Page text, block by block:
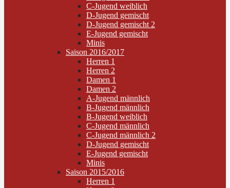
C-Jugend weiblich
D-Jugend gemischt
D-Jugend gemischt 2
E-Jugend gemischt
Minis
Saison 2016/2017
Herren 1
Herren 2
Damen 1
Damen 2
A-Jugend männlich
B-Jugend männlich
B-Jugend weiblich
C-Jugend männlich
C-Jugend männlich 2
D-Jugend gemischt
E-Jugend gemischt
Minis
Saison 2015/2016
Herren 1